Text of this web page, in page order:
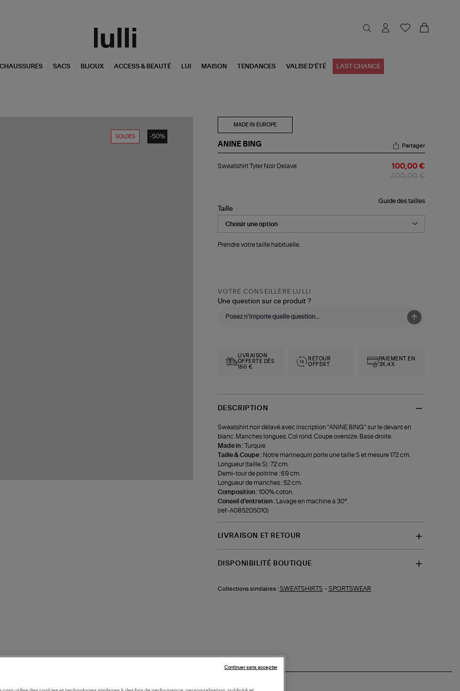
CHAUSSURES SACS BIJOUX ACCESS & BEAUTÉ LUI MAISON TENDANCES VALISE D'ÉTÉ LAST CHANCE
SOLDES -50%
MADE IN EUROPE
ANINE BING
Tyler
Partager
Sweatshirt Tyler Noir Delave 100,00 €
Guide des tailles
Taille
Prendre votre taille habituelle.
VOTRE CONSEILLÈRE LULLI
Une question sur ce produit ?
LIVRAISON
OFFERTE DÈS
150 €
RETOUR
OFFERT
PAIEMENT EN
3X,4X
DESCRIPTION
Sweatshirt noir délavé avec inscription "ANINE BING" sur le devant en
blanc. Manches longues. Col rond. Coupe oversize. Base droite.
Made in :Turquie.
Taille & Coupe : Notre mannequin porte une taille S et mesure 172 cm.
Longueur (taille S) : 72 cm.
Demi-tour de poitrine : 69 cm.
Longueur de manches : 52 cm.
Composition :100% coton.
Conseil d'entretien :
Lavage en machine à 30°.
(ref-A085205010)
LIVRAISON ET RETOUR
DISPONIBILITÉ BOUTIQUE
Collections similaires : SWEATSHIRTS - SPORTSWEAR
Continuer sans accepter